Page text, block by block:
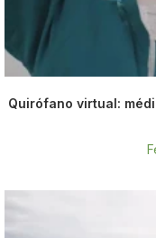
Quirófano virtual: